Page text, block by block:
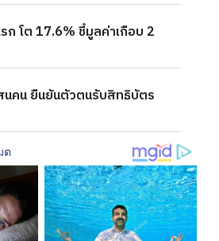
โต 17.6% ชี้มูลค่าเกือบ 2
คน ยืนยันตัวตนรับสิทธิบัตร